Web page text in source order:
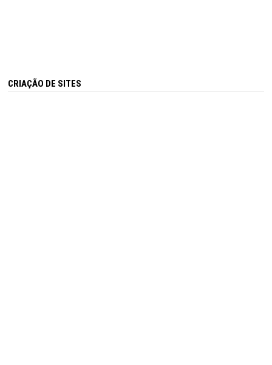
CRIAÇÃO DE SITES